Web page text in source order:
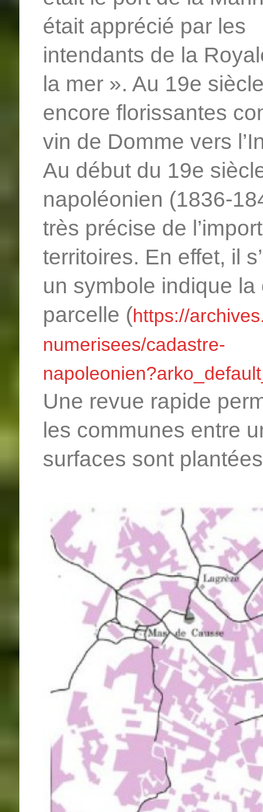
était apprécié par les
intendants de la
la mer ». Au 19e
encore florissantes
vin de Domme vers
Au début du 19e
napoléonien (1836-
très précise de
territoires. En effet, il
un symbole indique
parcelle (https://
numerisees/cadastre-
Une revue rapide
les communes entre
surfaces sont